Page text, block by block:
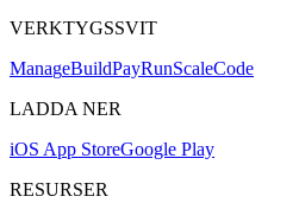
VERKTYGSSVIT
ManageBuildPayRunScaleCode
LADDA NER
iOS App StoreGoogle Play
RESURSER